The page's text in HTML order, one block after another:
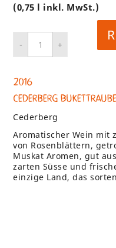
(0,75 l inkl. MwSt.)
2016
Cederberg Bukettraube
Cederberg
Aromatischer Wein mit
von Rosenblättern,
Muskat Aromen, gut
zarten Süsse und
einzige Land, das